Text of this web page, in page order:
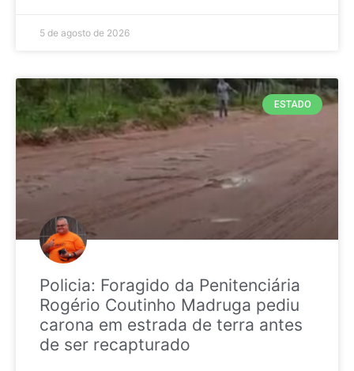
5 de agosto de 2026
ESTADO
Policia: Foragido da Penitenciária
Rogério Coutinho Madruga pediu
carona em estrada de terra antes
de ser recapturado